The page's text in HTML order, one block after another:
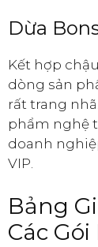
Dừa
Kết hợp
dòng sản
rất trang
phẩm nghệ
doanh
VIP.
Bảng
Các